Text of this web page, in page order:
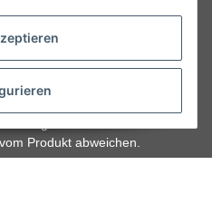
Gewähr. Irrtümer und fehlerhafte
Datenblätter oder spezielle
Produkt abweichen.